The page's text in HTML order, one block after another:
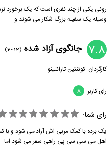
وسیله یک سفینه بزرگ شکار می شوند و ...
7.8 جانگوی آزاد شده (2012)
کارگردان:کوئنتین تارانتینو
رای کاربر: 8
رای شما:
یک برده با کمک مربی اش آزاد می شود و با
اهل می سی سی پی راهی سفر می شود اما...